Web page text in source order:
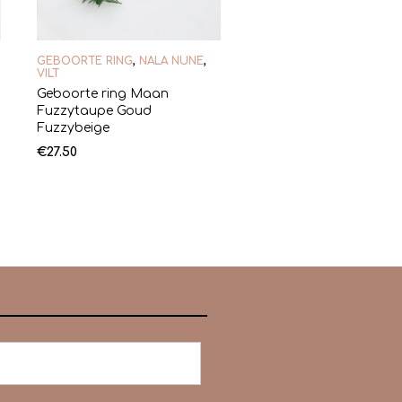
GEBOORTE RING, NALA NUNE,
VILT
Geboorte ring Maan
Fuzzytaupe Goud
Fuzzybeige
€27.50